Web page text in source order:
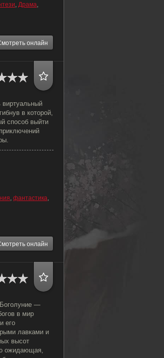
, Драма,
онлайн
виртуальный
в которой,
способ выйти
, фантастика,
онлайн
Боголуние —
в мир
его
лавками и
высот
ожидающая,